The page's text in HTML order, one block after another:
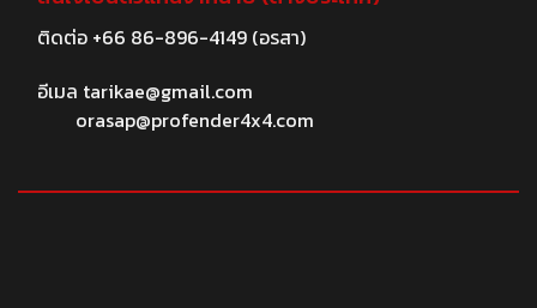
ติดต่อ +66 86-896-4149(อรสา)
อีเมล tarikae@gmail.com
orasap@profender4x4.com